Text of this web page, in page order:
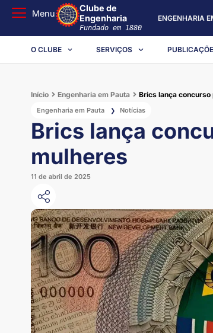
Menu
Clube de
Engenharia
Fundado em 1880
ENGENHARIA
O CLUBE SERVIÇOS
Início Engenharia em Pauta Brics lança
Engenharia em Pauta ❯ Notícias
Brics lança
mulheres
11 de abril de 2025